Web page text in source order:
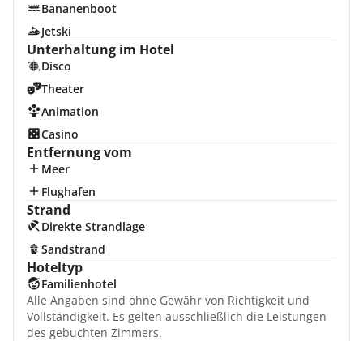
Bananenboot
Jetski
Unterhaltung im Hotel
Disco
Theater
Animation
Casino
Entfernung vom
Meer
Flughafen
Strand
Direkte Strandlage
Sandstrand
Hoteltyp
Familienhotel
Alle Angaben sind ohne Gewähr von Richtigkeit und
Vollständigkeit. Es gelten ausschließlich die Leistungen
des gebuchten Zimmers.